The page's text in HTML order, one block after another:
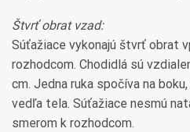
Štvrť obrat vzad:
Súťažiace vykonajú štvrť obrat
rozhodcom. Chodidlá sú
cm. Jedna ruka spočíva na
vedľa tela. Súťažiace nesmú
smerom k rozhodcom.